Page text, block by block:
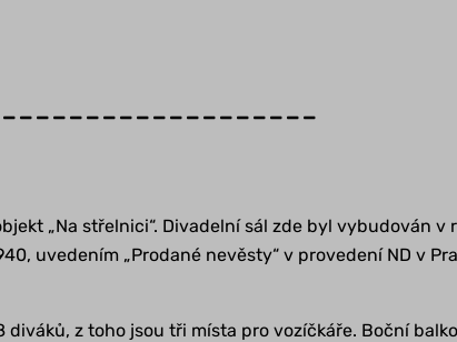
„Na střelnici“. Divadelní sál zde byl vybudován v
uvedením „Prodané nevěsty“ v provedení ND v
z toho jsou tři místa pro vozíčkáře. Boční